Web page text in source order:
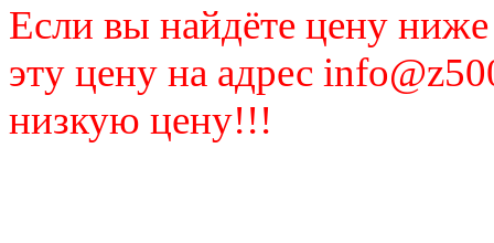
Если вы найдёте цену
эту цену на адрес
низкую цену!!!